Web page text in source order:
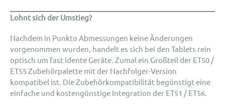
Lohnt sich der Umstieg?
Nachdem in Punkto Abmessungen keine Änderungen
vorgenommen wurden, handelt es sich bei den Tablets rein
optisch um fast idente Geräte. Zumal ein Großteil der ET50 /
ET55 Zubehörpalette mit der Nachfolger-Version
kompatibel ist. Die Zubehörkompatibilität begünstigt eine
einfache und kostengünstige Integration der ET51 / ET56.